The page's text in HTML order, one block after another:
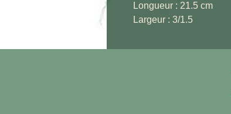
Longueur : 21.5 cm
Largeur : 3/1.5